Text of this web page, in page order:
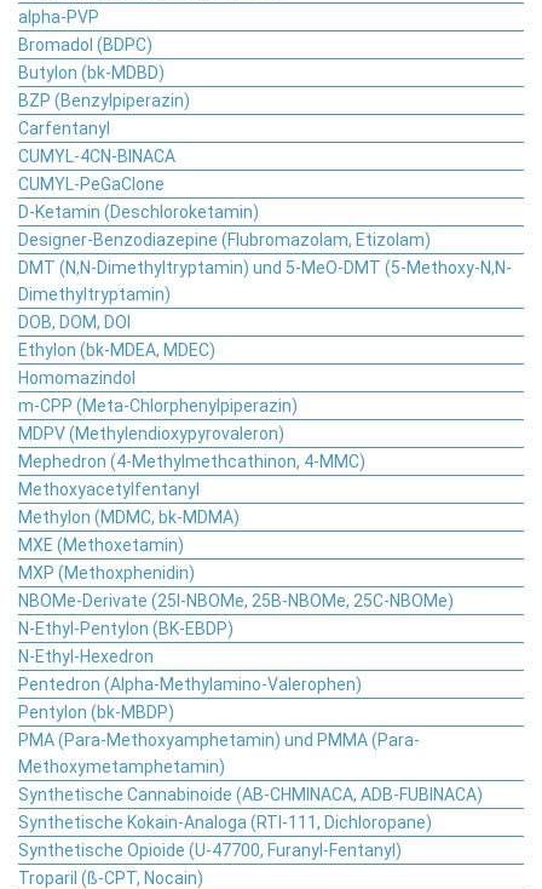
alpha-PVP
Bromadol (BDPC)
Butylon (bk-MDBD)
BZP (Benzylpiperazin)
Carfentanyl
CUMYL-4CN-BINACA
CUMYL-PeGaClone
D-Ketamin (Deschloroketamin)
Designer-Benzodiazepine (Flubromazolam, Etizolam)
DMT (N,N-Dimethyltryptamin) und 5-MeO-DMT (5-Methoxy-N,N-
Dimethyltryptamin)
DOB, DOM, DOI
Ethylon (bk-MDEA, MDEC)
Homomazindol
m-CPP (Meta-Chlorphenylpiperazin)
MDPV (Methylendioxypyrovaleron)
Mephedron (4-Methylmethcathinon, 4-MMC)
Methoxyacetylfentanyl
Methylon (MDMC, bk-MDMA)
MXE (Methoxetamin)
MXP (Methoxphenidin)
NBOMe-Derivate (25I-NBOMe, 25B-NBOMe, 25C-NBOMe)
N-Ethyl-Pentylon (BK-EBDP)
N-Ethyl-Hexedron
Pentedron (Alpha-Methylamino-Valerophen)
Pentylon (bk-MBDP)
PMA (Para-Methoxyamphetamin) und PMMA (Para-
Methoxymetamphetamin)
Synthetische Cannabinoide (AB-CHMINACA, ADB-FUBINACA)
Synthetische Kokain-Analoga (RTI-111, Dichloropane)
Synthetische Opioide (U-47700, Furanyl-Fentanyl)
Troparil (ß-CPT, Nocain)